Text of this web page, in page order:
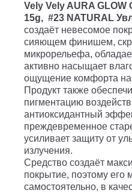
Vely Vely AURA GLOW
15g, #23 NATURAL
создаёт невесомое
сияющем финишем,
микрорельефа,
активно насыщает
ощущение комфорта на
Продукт также
пигментацию
антиоксидантный
преждевременное
усиливает защиту от
излучения.
Средство создаёт
покрытие, поэтому его
самостоятельно, в